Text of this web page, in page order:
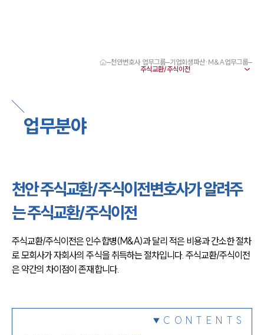
천안형사전문변호사
천안이혼전문변호사
천안학교폭력변호사
천안 분사무소 오시는 길
천안변호사상담 상담접수
채용정보
천안변호사 업무그룹 기업회생파산·M&A업무그룹
업무분야
천안 주식교환/주식이전변호사가 알려주
는 주식교환/주식이전
주식교환/주식이전은 인수합병(M&A)과 달리 적은 비용과 간소한 절차
로 모회사가 자회사의 주식을 취득하는 절차입니다. 주식교환/주식이전
은 약간의 차이점이 존재합니다.
CONTENTS